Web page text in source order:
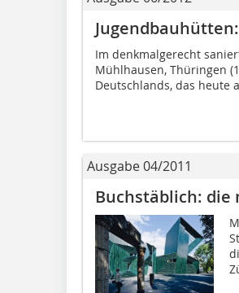
Im denkmalgerecht
Mühlhausen, Thüringen
Deutschlands, das heute
Ausgabe 04/2011
Buchstäblich: die